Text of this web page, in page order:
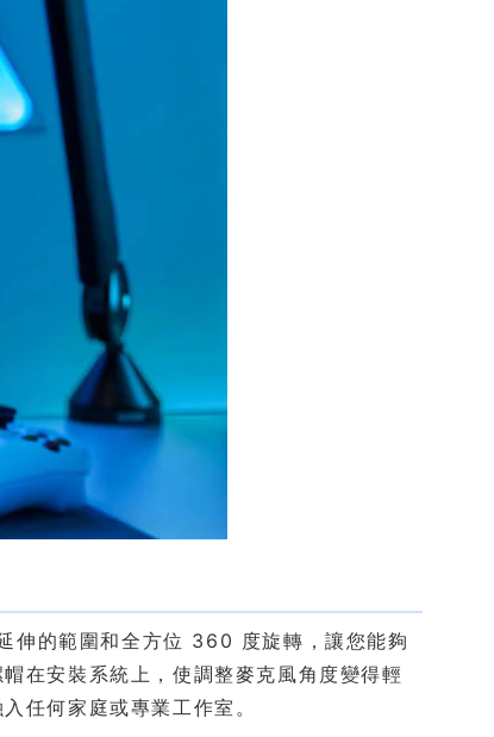
伸的範圍和全方位 360 度旋轉，讓您能夠
在安裝系統上，使調整麥克風角度變得輕
任何家庭或專業工作室。